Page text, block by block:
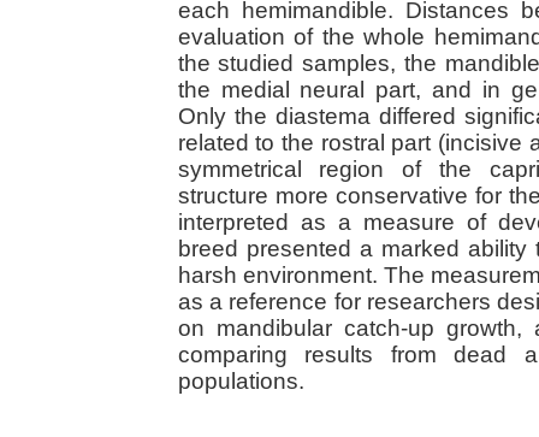
each hemimandible. Distances
evaluation of the whole
the studied samples, the
the medial neural part, and in
Only the diastema differed
related to the rostral part (incisive
symmetrical region of the
structure more conservative for
interpreted as a measure of
breed presented a marked
harsh environment. The
as a reference for researchers
on mandibular catch-up
comparing results from dead
populations.